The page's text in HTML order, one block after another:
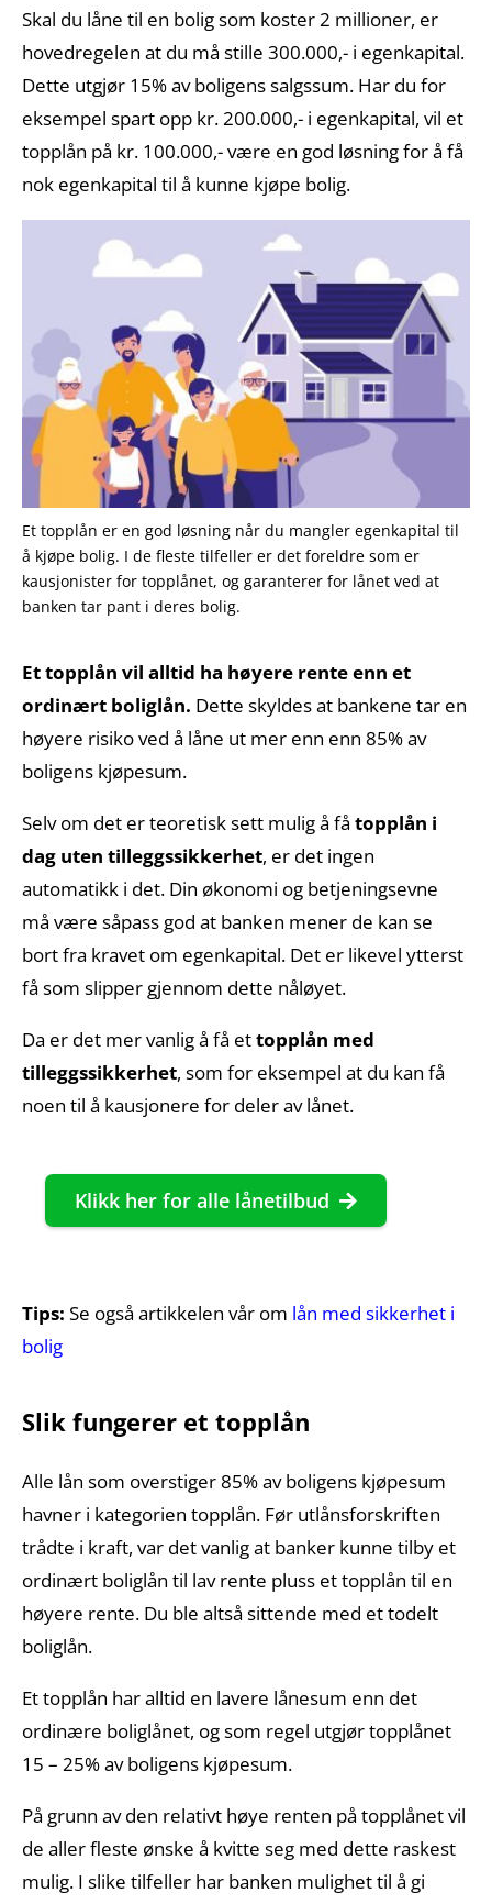
Skal du låne til en bolig som koster 2 millioner, er
hovedregelen at du må stille 300.000,- i egenkapital.
Dette utgjør 15% av boligens salgssum. Har du for
eksempel spart opp kr. 200.000,- i egenkapital, vil et
topplån på kr. 100.000,- være en god løsning for å få
nok egenkapital til å kunne kjøpe bolig.
Et topplån er en god løsning når du mangler egenkapital til
å kjøpe bolig. I de fleste tilfeller er det foreldre som er
kausjonister for topplånet, og garanterer for lånet ved at
banken tar pant i deres bolig.
Et topplån vil alltid ha høyere rente enn et
ordinært boliglån. Dette skyldes at bankene tar en
høyere risiko ved å låne ut mer enn enn 85% av
boligens kjøpesum.
Selv om det er teoretisk sett mulig å fåtopplån i
dag uten tilleggssikkerhet, er det ingen
automatikk i det. Din økonomi og betjeningsevne
må være såpass god at banken mener de kan se
bort fra kravet om egenkapital. Det er likevel ytterst
få som slipper gjennom dette nåløyet.
Da er det mer vanlig å få ettopplån med
tilleggssikkerhet, som for eksempel at du kan få
noen til å kausjonere for deler av lånet.
Klikk her for alle lånetilbud
Tips: Se også artikkelen vår om lån med sikkerhet i
bolig
Slik fungerer et topplån
Alle lån som overstiger 85% av boligens kjøpesum
havner i kategorien topplån. Før utlånsforskriften
trådte i kraft, var det vanlig at banker kunne tilby et
ordinært boliglån til lav rente pluss et topplån til en
høyere rente. Du ble altså sittende med et todelt
boliglån.
Et topplån har alltid en lavere lånesum enn det
ordinære boliglånet, og som regel utgjør topplånet
15 – 25% av boligens kjøpesum.
På grunn av den relativt høye renten på topplånet vil
de aller fleste ønske å kvitte seg med dette raskest
mulig. I slike tilfeller har banken mulighet til å gi